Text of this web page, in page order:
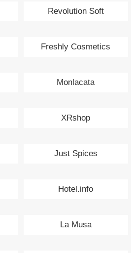
Revolution Soft
Freshly Cosmetics
Monlacata
XRshop
Just Spices
Hotel.info
La Musa